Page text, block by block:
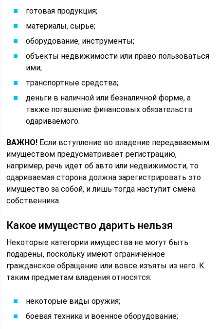
готовая продукция;
материалы, сырье;
оборудование, инструменты;
объекты недвижимости или право пользоваться
ими;
транспортные средства;
деньги в наличной или безналичной форме, а
также погашение финансовых обязательств
одариваемого.
ВАЖНО! Если вступление во владение передаваемым
имуществом предусматривает регистрацию,
например, речь идет об авто или недвижимости, то
одариваемая сторона должна зарегистрировать это
имущество за собой, и лишь тогда наступит смена
собственника.
Какое имущество дарить нельзя
Некоторые категории имущества не могут быть
подарены, поскольку имеют ограниченное
гражданское обращение или вовсе изъяты из него. К
таким предметам владения относятся:
некоторые виды оружия;
боевая техника и военное оборудование;